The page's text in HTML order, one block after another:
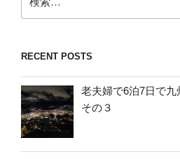
索:
RECENT POSTS
老夫婦で6泊7日で
その３